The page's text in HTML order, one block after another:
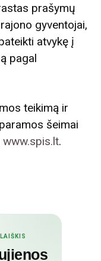
prašymų
gyventojai,
atvykę į
pagal
teikimą ir
šeimai
www.spis.lt.